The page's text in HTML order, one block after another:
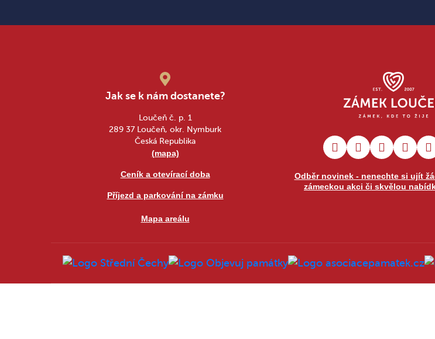
Jak se k nám dostanete?
Loučeň č. p. 1
289 37 Loučeň, okr. Nymburk
Česká Republika
(mapa)
Ceník a otevírací doba
Příjezd a parkování na zámku
Mapa areálu
Odběr novinek - nenechte si ujít
zámeckou akci či skvělou